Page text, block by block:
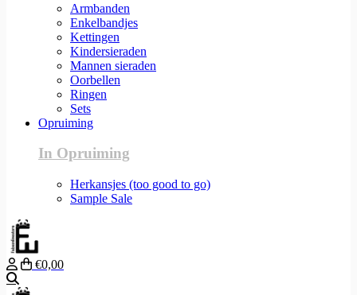
Armbanden
Enkelbandjes
Kettingen
Kindersieraden
Mannen sieraden
Oorbellen
Ringen
Sets
Opruiming
In Opruiming
Herkansjes (too good to go)
Sample Sale
€0,00